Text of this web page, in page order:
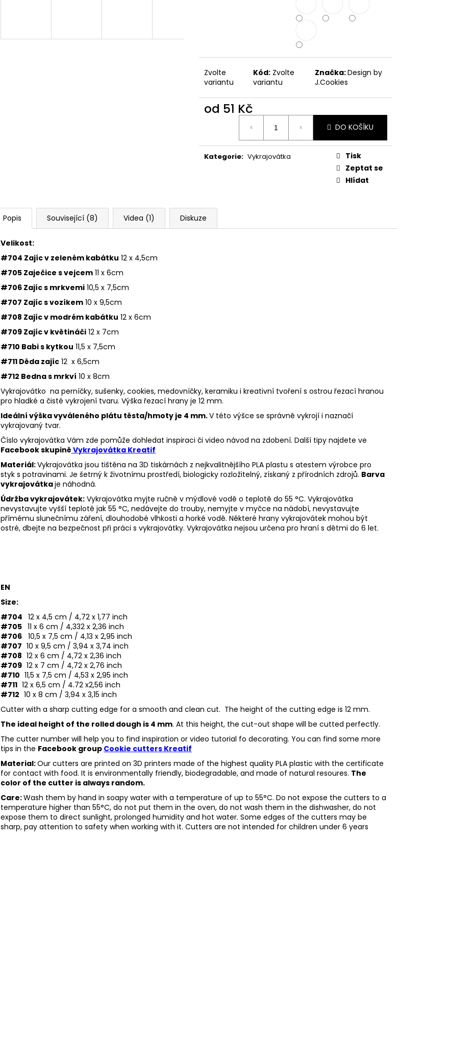
Zvolte
variantu
Kód: Zvolte
variantu
Značka:Design by
J.Cookies
od 51 Kč
DO KOŠÍKU
Kategorie: Vykrajovátka
Tisk
Zeptat se
Hlídat
Popis Související (8) Videa (1) Diskuze
Velikost:
#704 Zajíc v zeleném kabátku 12 x 4,5cm
#705 Zaječice s vejcem 11 x 6cm
#706 Zajíc s mrkvemi 10,5 x 7,5cm
#707 Zajíc s vozíkem 10 x 9,5cm
#708 Zajíc v modrém kabátku 12 x 6cm
#709 Zajíc v květináči 12 x 7cm
#710 Babi s kytkou 11,5 x 7,5cm
#711 Děda zajíc 12 x 6,5cm
#712 Bedna s mrkví 10 x 8cm
Vykrajovátko na perníčky, sušenky, cookies, medovníčky, keramiku i kreativní tvoření s ostrou řezací hranou
pro hladké a čisté vykrojení tvaru. Výška řezací hrany je 12 mm.
Ideální výška vyváleného plátu těsta/hmoty je 4 mm.V této výšce se správně vykrojí i naznačí
vykrajovaný tvar.
Číslo vykrajovátka Vám zde pomůže dohledat inspiraci či video návod na zdobení. Další tipy najdete ve
Facebook skupině Vykrajovátka Kreatif
Materiál:Vykrajovátka jsou tištěna na 3D tiskárnách z nejkvalitnějšího PLA plastu s atestem výrobce pro
styk s potravinami. Je šetrný k životnímu prostředí, biologicky rozložitelný, získaný z přírodních zdrojů. Barva
vykrajovátkaje náhodná.
Údržba vykrajovátek: Vykrajovátka myjte ručně v mýdlové vodě o teplotě do 55 °C. Vykrajovátka
nevystavujte vyšší teplotě jak 55 °C, nedávejte do trouby, nemyjte v myčce na nádobí, nevystavujte
přímému slunečnímu záření, dlouhodobé vlhkosti a horké vodě. Některé hrany vykrajovátek mohou být
ostré, dbejte na bezpečnost při práci s vykrajovátky. Vykrajovátka nejsou určena pro hraní s dětmi do 6 let.
EN
Size:
#704 12 x 4,5 cm / 4,72 x 1,77 inch
#705 11 x 6 cm / 4,332 x 2,36 inch
#706 10,5 x 7,5 cm / 4,13 x 2,95 inch
#707 10 x 9,5 cm / 3,94 x 3,74 inch
#708 12 x 6 cm / 4,72 x 2,36 inch
#709 12 x 7 cm / 4,72 x 2,76 inch
#710 11,5 x 7,5 cm / 4,53 x 2,95 inch
#711 12 x 6,5 cm / 4.72 x2,56 inch
#712 10 x 8 cm / 3,94 x 3,15 inch
Cutter with a sharp cutting edge for a smooth and clean cut. The height of the cutting edge is 12 mm.
The ideal height of the rolled dough is 4 mm. At this height, the cut-out shape will be cutted perfectly.
The cutter number will help you to find inspiration or video tutorial fo decorating. You can find some more
tips in the Facebook group Cookie cutters Kreatif
Material:Our cutters are printed on 3D printers made of the highest quality PLA plastic with the certificate
for contact with food. It is environmentally friendly, biodegradable, and made of natural resoures. The
color of the cutter is always random.
Care:Wash them by hand in soapy water with a temperature of up to 55°C. Do not expose the cutters to a
temperature higher than 55°C, do not put them in the oven, do not wash them in the dishwasher, do not
expose them to direct sunlight, prolonged humidity and hot water. Some edges of the cutters may be
sharp, pay attention to safety when working with it. Cutters are not intended for children under 6 years